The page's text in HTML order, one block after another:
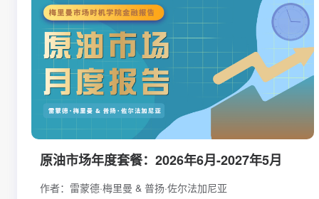
报告
课程
星图
星图Pro
原油市场年度套餐：2026年6月-2027年5月
作者：雷蒙德·梅里曼 & 普扬·佐尔法加尼亚